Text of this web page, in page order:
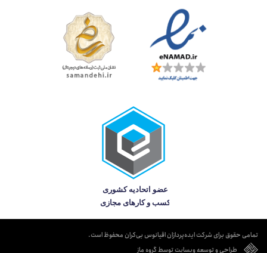
تمامی حقوق برای شرکت ایده‌پردازان اقیانوس بی‌کران محفوظ است.
طراحی و توسعه وبسایت توسط گروه ماز